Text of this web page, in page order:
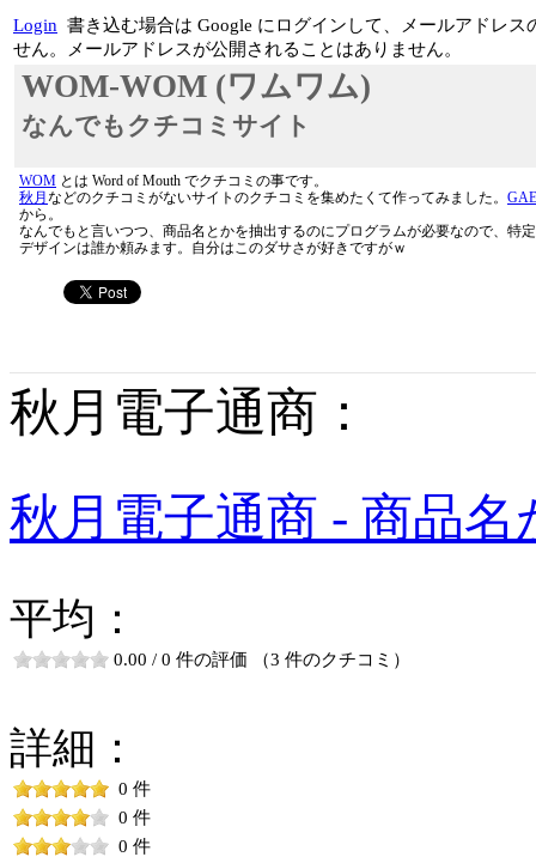
Login 書き込む場合は Google にログインして、メールアドレ
せん。メールアドレスが公開されることはありません。
WOM-WOM (ワムワム)
なんでもクチコミサイト
WOM とは Word of Mouth でクチコミの事です。
秋月 などのクチコミがないサイトのクチコミを集めたくて作ってみました。 GAE
から。
なんでもと言いつつ、商品名とかを抽出するのにプログラムが必要なので、特
デザインは誰か頼みます。自分はこのダサさが好きですがｗ
秋月電子通商：
秋月電子通商 - 商品
平均：
0.00 / 0 件の評価 （3 件のクチコミ）
詳細：
0 件
0 件
0 件